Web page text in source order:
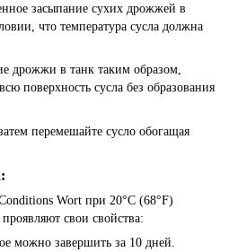
засыпание сухих дрожжей в
что температура сусла должна
дрожжи в танк таким образом,
поверхность сусла без образования
перемешайте сусло обогащая
Wort при 20°C (68°F)
свои свойства:
можно завершить за 10 дней.